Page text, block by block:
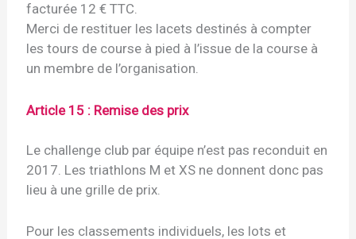
facturée 12 € TTC.
Merci de restituer les lacets destinés à compter
les tours de course à pied à l’issue de la course à
un membre de l’organisation.
Article 15 : Remise des prix
Le challenge club par équipe n’est pas reconduit en
2017. Les triathlons M et XS ne donnent donc pas
lieu à une grille de prix.
Pour les classements individuels, les lots et